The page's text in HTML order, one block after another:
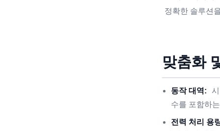
정확한 솔루션
맞춤화
동작 대역:
수를 포함하
전력 처리 용